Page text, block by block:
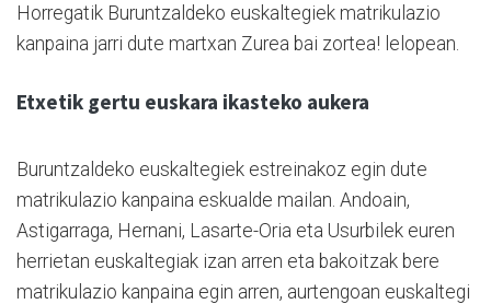
Horregatik Buruntzaldeko euskaltegiek matrikulazio
kanpaina jarri dute martxan Zurea bai zortea! lelopean.
Etxetik gertu euskara ikasteko aukera
Buruntzaldeko euskaltegiek estreinakoz egin dute
matrikulazio kanpaina eskualde mailan. Andoain,
Astigarraga, Hernani, Lasarte-Oria eta Usurbilek euren
herrietan euskaltegiak izan arren eta bakoitzak bere
matrikulazio kanpaina egin arren, aurtengoan euskaltegi